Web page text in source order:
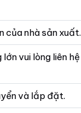
của nhà sản xuất.
vui lòng liên hệ
và lắp đặt.